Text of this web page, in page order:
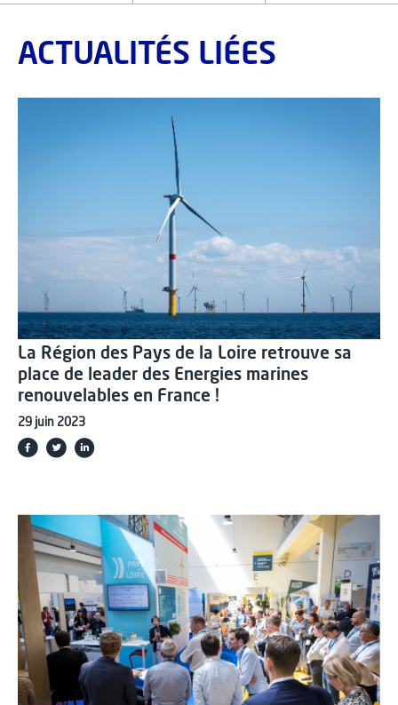
ACTUALITÉS LIÉES
La Région des Pays de la Loire retrouve sa
place de leader des Energies marines
renouvelables en France !
29 juin 2023